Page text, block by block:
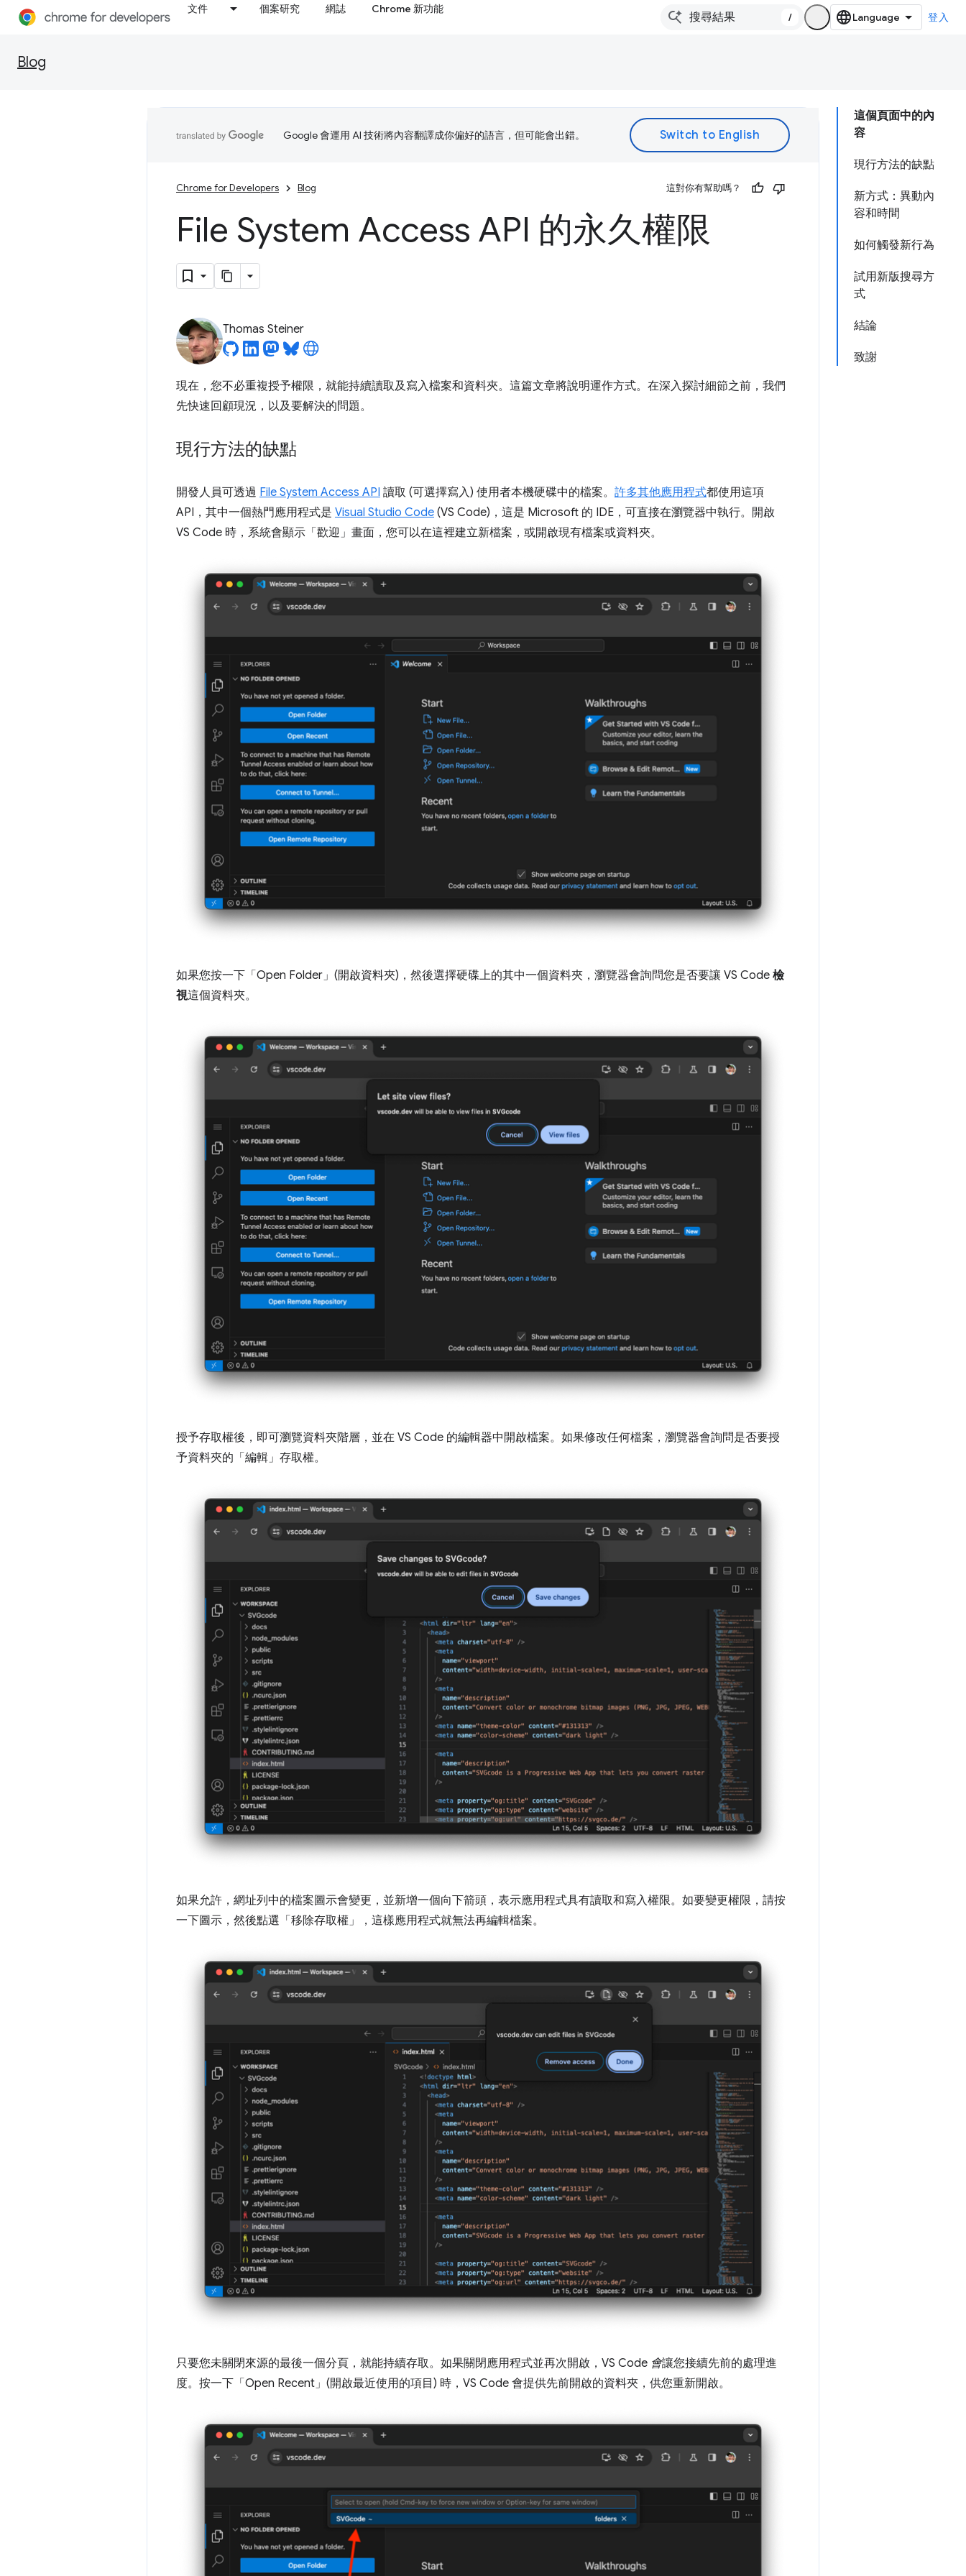
文件 個案研究 網誌 Chrome 新功能
/ 登入
Blog
這個頁面中的內
容
現行方法的缺點
新方式：異動內
容和時間
如何觸發新行為
試用新版搜尋方
式
結論
致謝
Google 會運用 AI 技術將內容翻譯成你偏好的語言，但可能會出錯。
Chrome for Developers Blog 這對你有幫助嗎？
File System Access API 的永久權限
Thomas Steiner
現在，您不必重複授予權限，就能持續讀取及寫入檔案和資料夾。這篇文章將說明運作方式。在深入探討細節之前，我們
先快速回顧現況，以及要解決的問題。
現行方法的缺點
開發人員可透過 File System Access API 讀取 (可選擇寫入) 使用者本機硬碟中的檔案。 許多其他應用程式都使用這項
API，其中一個熱門應用程式是 Visual Studio Code (VS Code)，這是 Microsoft 的 IDE，可直接在瀏覽器中執行。開啟
VS Code 時，系統會顯示「歡迎」 畫面，您可以在這裡建立新檔案，或開啟現有檔案或資料夾。
如果您按一下「Open Folder」(開啟資料夾) ，然後選擇硬碟上的其中一個資料夾，瀏覽器會詢問您是否要讓 VS Code 檢
視這個資料夾。
授予存取權後，即可瀏覽資料夾階層，並在 VS Code 的編輯器中開啟檔案。如果修改任何檔案，瀏覽器會詢問是否要授
予資料夾的「編輯」 存取權。
如果允許，網址列中的檔案圖示會變更，並新增一個向下箭頭，表示應用程式具有讀取和寫入權限。如要變更權限，請按
一下圖示，然後點選「移除存取權」
，這樣應用程式就無法再編輯檔案。
只要您未關閉來源的最後一個分頁，就能持續存取。如果關閉應用程式並再次開啟，VS Code 會讓您接續先前的處理進
度。按一下「Open Recent」(開啟最近使用的項目) 時，VS Code 會提供先前開啟的資料夾，供您重新開啟。